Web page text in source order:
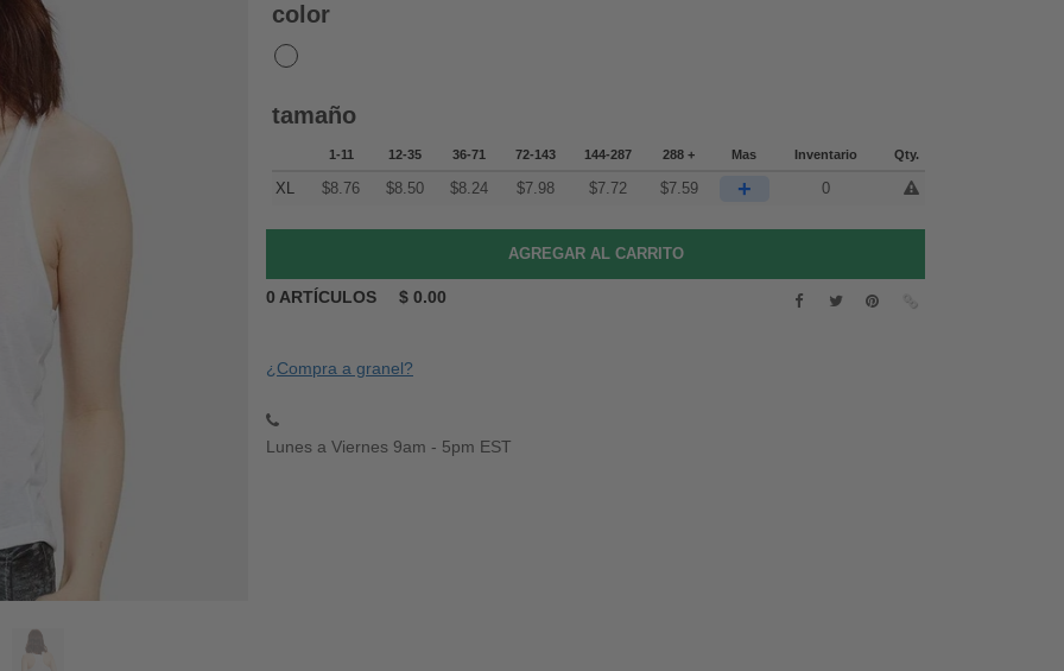
color
tamaño
1-11 12-35 36-71 72-143 144-287 288 + Mas Inventario Qty.
XL $8.76 $8.50 $8.24 $7.98 $7.72 $7.59 + 0
0 ARTÍCULOS $ 0.00
¿Compra a granel?
Lunes a Viernes 9am - 5pm EST